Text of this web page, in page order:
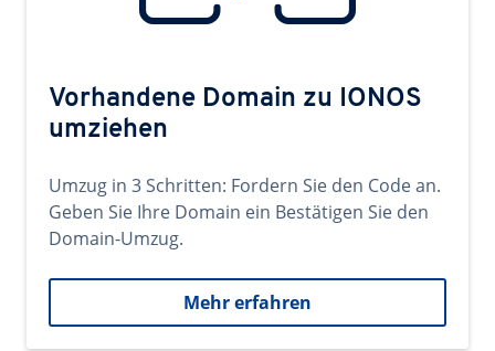
Vorhandene Domain zu IONOS
umziehen
Umzug in 3 Schritten: Fordern Sie den Code an.
Geben Sie Ihre Domain ein Bestätigen Sie den
Domain-Umzug.
Mehr erfahren